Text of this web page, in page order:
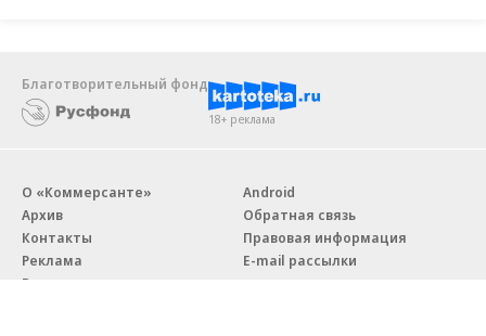
Благотворительный фонд
18+ реклама
О «Коммерсанте»
Архив
Контакты
Реклама
Вакансии
Android
Обратная связь
Правовая информация
E-mail рассылки